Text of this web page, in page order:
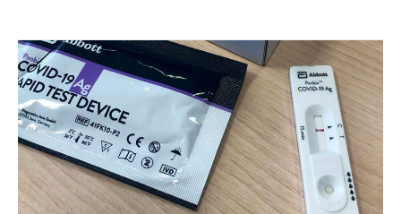
Se
amplía
a
otras
14
zonas
básicas